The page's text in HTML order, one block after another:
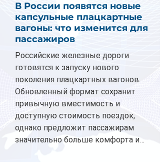
В России появятся новые
капсульные плацкартные
вагоны: что изменится для
пассажиров
Российские железные дороги
готовятся к запуску нового
поколения плацкартных вагонов.
Обновленный формат сохранит
привычную вместимость и
доступную стоимость поездок,
однако предложит пассажирам
значительно больше комфорта и